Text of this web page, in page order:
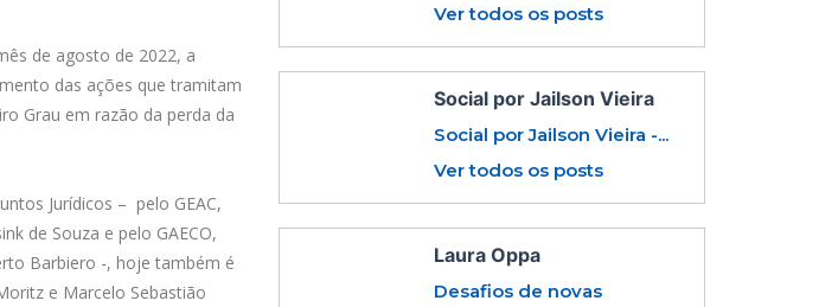
de agosto de 2022, a
das ações que tramitam
Grau em razão da perda da
Jurídicos – pelo GEAC,
de Souza e pelo GAECO,
Barbiero -, hoje também é
e Marcelo Sebastião
Ver todos os posts
Social por Jailson Vieira
Social por Jailson Vieira -...
Ver todos os posts
Laura Oppa
Desafios de novas